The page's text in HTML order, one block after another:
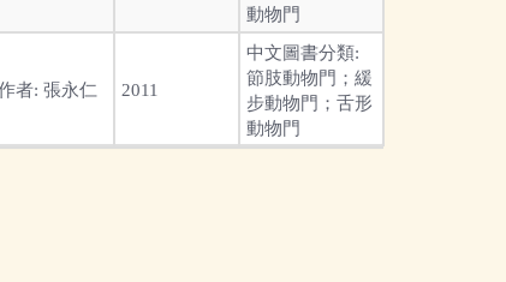
動物門
者: 張永仁 2011
中文圖書分類:
節肢動物門；緩
步動物門；舌形
動物門